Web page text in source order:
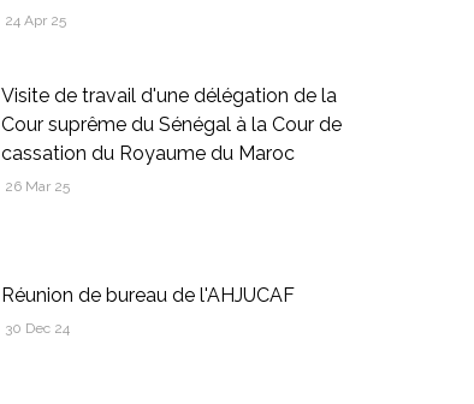
24 Apr 25
Visite de travail d'une délégation de la
Cour suprême du Sénégal à la Cour de
cassation du Royaume du Maroc
26 Mar 25
Réunion de bureau de l'AHJUCAF
30 Dec 24